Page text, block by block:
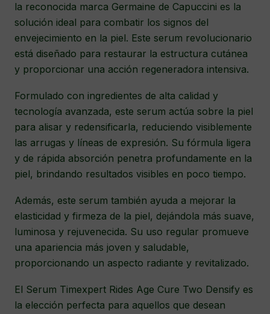
la reconocida marca Germaine de Capuccini es la
solución ideal para combatir los signos del
envejecimiento en la piel. Este serum revolucionario
está diseñado para restaurar la estructura cutánea
y proporcionar una acción regeneradora intensiva.
Formulado con ingredientes de alta calidad y
tecnología avanzada, este serum actúa sobre la piel
para alisar y redensificarla, reduciendo visiblemente
las arrugas y líneas de expresión. Su fórmula ligera
y de rápida absorción penetra profundamente en la
piel, brindando resultados visibles en poco tiempo.
Además, este serum también ayuda a mejorar la
elasticidad y firmeza de la piel, dejándola más suave,
luminosa y rejuvenecida. Su uso regular promueve
una apariencia más joven y saludable,
proporcionando un aspecto radiante y revitalizado.
El Serum Timexpert Rides Age Cure Two Densify es
la elección perfecta para aquellos que desean